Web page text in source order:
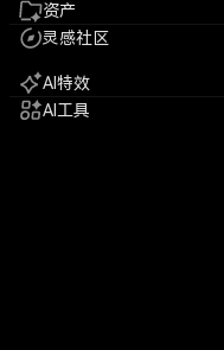
资产
灵感社区
AI特效
AI工具